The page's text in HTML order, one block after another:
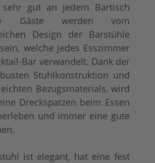
sehr gut an jedem Bartisch
Gäste werden vom
Design der Barstühle
welche jedes Esszimmer
Bar verwandelt. Dank der
Stuhlkonstruktion und
Bezugsmaterials, wird
Dreckspatzen beim Essen
und immer eine gute
ist elegant, hat eine fest